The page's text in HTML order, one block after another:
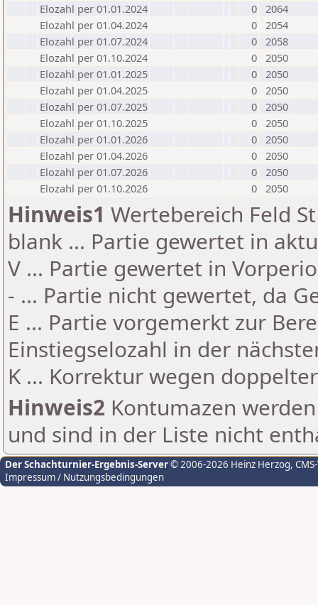
Elozahl per 01.01.2024
0 2064
Elozahl per 01.04.2024
0 2054
Elozahl per 01.07.2024
0 2058
Elozahl per 01.10.2024
0 2050
Elozahl per 01.01.2025
0 2050
Elozahl per 01.04.2025
0 2050
Elozahl per 01.07.2025
0 2050
Elozahl per 01.10.2025
0 2050
Elozahl per 01.01.2026
0 2050
Elozahl per 01.04.2026
0 2050
Elozahl per 01.07.2026
0 2050
Elozahl per 01.10.2026
0 2050
Hinweis1 Wertebereich Feld
blank ... Partie gewertet in
V ... Partie gewertet in
- ... Partie nicht gewertet, da
E ... Partie vorgemerkt zur
Einstiegselozahl in der
K ... Korrektur wegen
Hinweis2 Kontumazen
und sind in der Liste nicht
Der Schachturnier-Ergebnis-Server© 2006-2026 Heinz Herzog,
Impressum / Nutzungsbedingungen